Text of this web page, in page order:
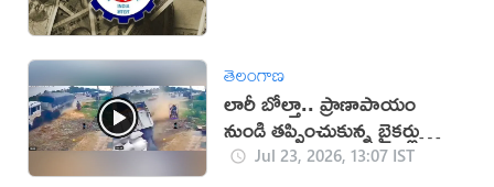
తెలంగాణ
లారీ బోల్తా.. ప్రాణాపాయం
నుండి తప్పించుకున్న బైకర్లు
(వీడియో)
Jul 23, 2026, 13:07 IST